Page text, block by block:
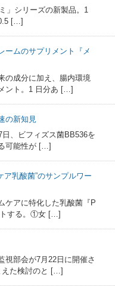
」シリーズの新製品。1
[…]
ームのサプリメント『メ
の成分に加え、腸内環境
ント。1 日分あ […]
の新知見
、ビフィズス菌BB536を
可能性が […]
乳酸菌”のサンプルワー
ケアに特化した乳酸菌『P
トする。①女 […]
視部会が7月22日に開催さ
えた検討のと […]